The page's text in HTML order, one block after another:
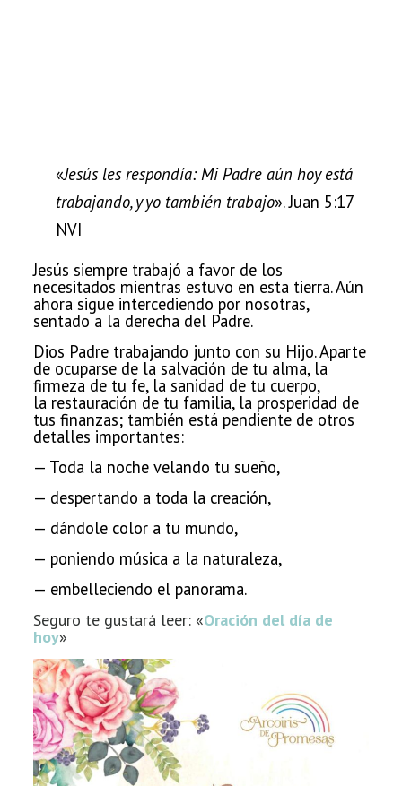
«Jesús les respondía: Mi Padre aún hoy está
trabajando, y yo también trabajo». Juan 5:17
NVI
Jesús siempre trabajó a favor de los
necesitados mientras estuvo en esta tierra. Aún
ahora sigue intercediendo por nosotras,
sentado a la derecha del Padre.
Dios Padre trabajando junto con su Hijo. Aparte
de ocuparse de la salvación de tu alma, la
firmeza de tu fe, la sanidad de tu cuerpo,
la restauración de tu familia, la prosperidad de
tus finanzas; también está pendiente de otros
detalles importantes:
— Toda la noche velando tu sueño,
— despertando a toda la creación,
— dándole color a tu mundo,
— poniendo música a la naturaleza,
— embelleciendo el panorama.
Seguro te gustará leer: «Oración del día de
hoy»